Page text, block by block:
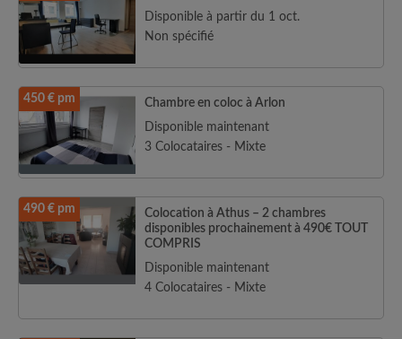
Disponible à partir du 1 oct.
Non spécifié
450 € pm
Chambre en coloc à Arlon
Disponible maintenant
3 Colocataires - Mixte
490 € pm
Colocation à Athus – 2 chambres
disponibles prochainement à 490€ TOUT
COMPRIS
Disponible maintenant
4 Colocataires - Mixte